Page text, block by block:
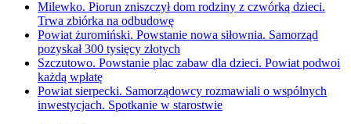
Milewko. Piorun zniszczył dom rodziny z czwórką dzieci.
Trwa zbiórka na odbudowę
Powiat żuromiński. Powstanie nowa siłownia. Samorząd
pozyskał 300 tysięcy złotych
Szczutowo. Powstanie plac zabaw dla dzieci. Powiat podwoi
każdą wpłatę
Powiat sierpecki. Samorządowcy rozmawiali o wspólnych
inwestycjach. Spotkanie w starostwie